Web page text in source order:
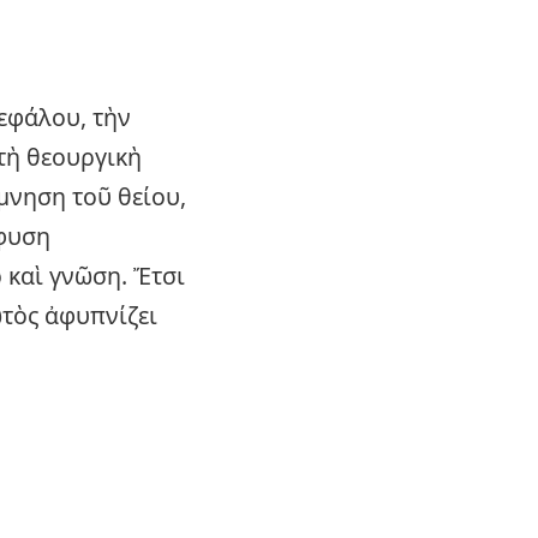
τὴν
θεουργικὴ
τοῦ θείου,
καὶ γνῶση. Ἔτσι
ἀφυπνίζει